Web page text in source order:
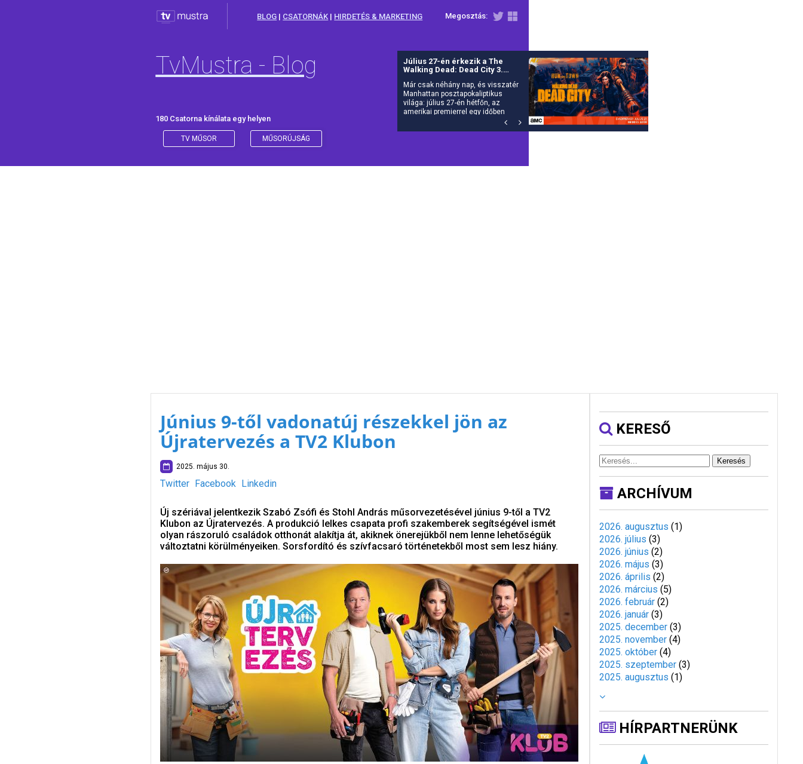
Megosztás:
BLOG | CSATORNÁK | HIRDETÉS & MARKETING
TvMustra - Blog
180 Csatorna kínálata egy helyen
TV MŰSOR MŰSORÚJSÁG
Július 27-én érkezik a The
Walking Dead: Dead City 3.
Már csak néhány nap, és visszatér
Manhattan posztapokaliptikus
világa: július 27-én hétfőn, az
amerikai premierrel egy időben
debütál itthon is az AMC-n a The
Június 9-től vadonatúj részekkel jön az
Újratervezés a TV2 Klubon
2025. május 30.
Twitter Facebook Linkedin
Új szériával jelentkezik Szabó Zsófi és Stohl András műsorvezetésével június 9-től a TV2
Klubon az Újratervezés. A produkció lelkes csapata profi szakemberek segítségével ismét
olyan rászoruló családok otthonát alakítja át, akiknek önerejükből nem lenne lehetőségük
változtatni körülményeiken. Sorsfordító és szívfacsaró történetekből most sem lesz hiány.
KERESŐ
Keresés
ARCHÍVUM
2026. augusztus (1)
2026. július (3)
2026. június (2)
2026. május (3)
2026. április (2)
2026. március (5)
2026. február (2)
2026. január (3)
2025. december (3)
2025. november (4)
2025. október (4)
2025. szeptember (3)
2025. augusztus (1)
HÍRPARTNERÜNK